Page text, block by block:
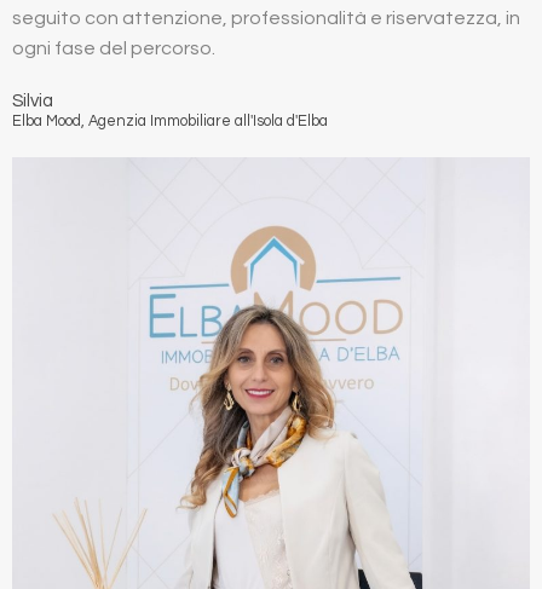
seguito con attenzione, professionalità e riservatezza, in
ogni fase del percorso.
Silvia
Elba Mood, Agenzia Immobiliare all'Isola d'Elba